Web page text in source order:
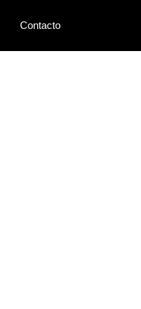
Contacto